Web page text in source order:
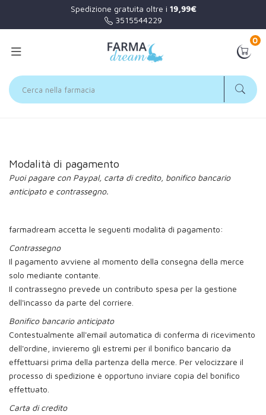
Spedizione gratuita oltre i 19,99€
3515544229
0
Modalità di pagamento
Puoi pagare con Paypal, carta di credito, bonifico bancario
anticipato e contrassegno.
farmadream accetta le seguenti modalità di pagamento:
Contrassegno
Il pagamento avviene al momento della consegna della merce
solo mediante contante.
Il contrassegno prevede un contributo spesa per la gestione
dell'incasso da parte del corriere.
Bonifico bancario anticipato
Contestualmente all'email automatica di conferma di ricevimento
dell'ordine, invieremo gli estremi per il bonifico bancario da
effettuarsi prima della partenza della merce. Per velocizzare il
processo di spedizione è opportuno inviare copia del bonifico
effettuato.
Carta di credito